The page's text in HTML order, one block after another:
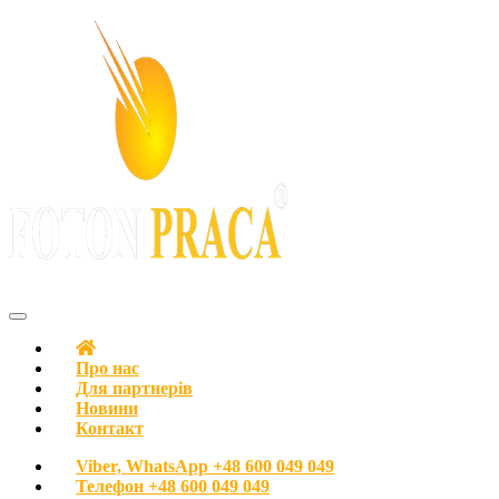
Про нас
Для партнерів
Новини
Контакт
Viber, WhatsApp +48 600 049 049
Телефон +48 600 049 049